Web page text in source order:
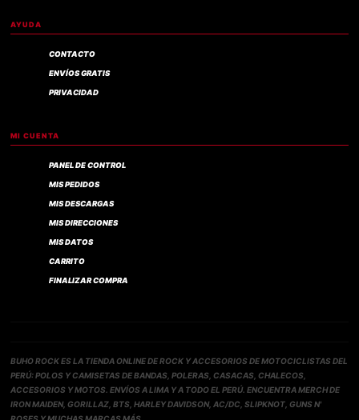
AYUDA
CONTACTO
ENVÍOS GRATIS
PRIVACIDAD
MI CUENTA
PANEL DE CONTROL
MIS PEDIDOS
MIS DESCARGAS
MIS DIRECCIONES
MIS DATOS
CARRITO
FINALIZAR COMPRA
BUHO ROCK ES LA TIENDA ONLINE DE ROCK Y ACCESORIOS DE MOTOCICLISTAS DEL
PERÚ: POLOS Y CAMISETAS DE BANDAS, POLERAS, CASACAS, CHALECOS,
ACCESORIOS Y MOTOS. ENVÍOS A LIMA Y A TODO EL PERÚ. ENCUENTRA MERCH DE
IRON MAIDEN, GORILLAZ, BTS, HARLEY DAVIDSON, AC/DC, SLIPKNOT, GUNS N'